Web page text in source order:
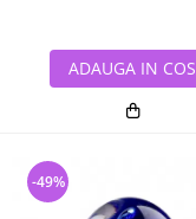
ADAUGA IN COS
-49%